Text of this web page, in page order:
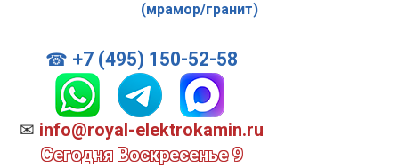
☎ +7 (495) 150-52-58
✉ info@royal-elektrokamin.ru
Сегодня Воскресенье 9
(мрамор/гранит)